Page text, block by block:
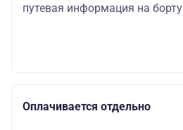
путевая информация на борту
Оплачивается отдельно